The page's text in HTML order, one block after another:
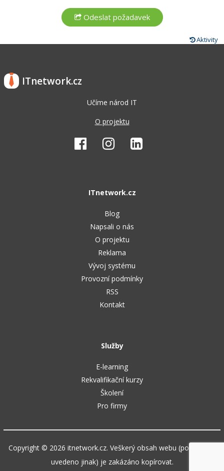
Aktivity
ITnetwork.cz
Učíme národ IT
O projektu
ITnetwork.cz
Blog
Napsali o nás
O projektu
Reklama
Vývoj systému
Provozní podmínky
RSS
Kontakt
Služby
E-learning
Rekvalifikační kurzy
Školení
Pro firmy
Copyright © 2026 itnetwork.cz. Veškerý obsah webu (pokud není
uvedeno jinak) je zakázáno kopírovat.